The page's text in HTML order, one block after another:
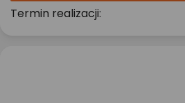
Termin realizacji: